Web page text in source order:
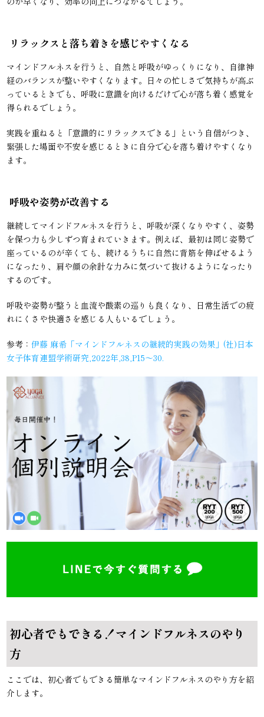
リラックスと落ち着きを感じやすくなる
マインドフルネスを行うと、自然と呼吸がゆっくりになり、自律神
経のバランスが整いやすくなります。日々の忙しさで気持ちが高ぶ
っているときでも、呼吸に意識を向けるだけで心が落ち着く感覚を
得られるでしょう。
実践を重ねると「意識的にリラックスできる」という自信がつき、
緊張した場面や不安を感じるときに自分で心を落ち着けやすくなり
ます。
呼吸や姿勢が改善する
継続してマインドフルネスを行うと、呼吸が深くなりやすく、姿勢
を保つ力も少しずつ育まれていきます。例えば、最初は同じ姿勢で
座っているのが辛くても、続けるうちに自然に背筋を伸ばせるよう
になったり、肩や顔の余計な力みに気づいて抜けるようになったり
するのです。
呼吸や姿勢が整うと血流や酸素の巡りも良くなり、日常生活での疲
れにくさや快適さを感じる人もいるでしょう。
参考：伊藤 麻希「マインドフルネスの継続的実践の効果」(社)日本
女子体育連盟学術研究,2022年,38,P15〜30.
初心者でもできる！マインドフルネスのやり
方
ここでは、初心者でもできる簡単なマインドフルネスのやり方を紹
介します。